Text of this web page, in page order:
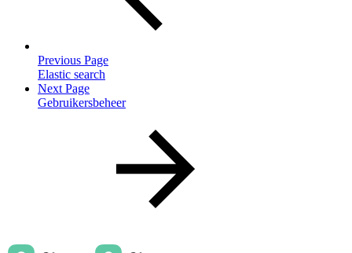
Previous Page
Elastic search
Next Page
Gebruikersbeheer